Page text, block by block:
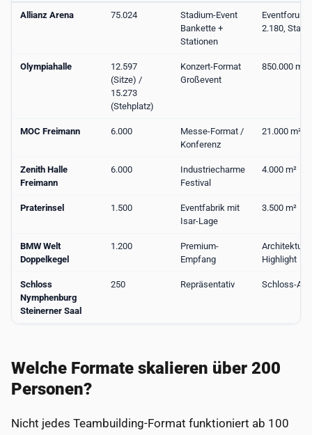
Allianz Arena 75.024
Stadium-Event
Bankette +
Stationen
Eventforum
2.180,
Olympiahalle
12.597
(Sitze) /
15.273
(Stehplatz)
Konzert-Format
Großevent
850.000 m²
MOC Freimann 6.000
Messe-Format /
Konferenz
21.000 m²
Zenith Halle
Freimann
6.000
Industriecharme
Festival
4.000 m²
Praterinsel 1.500
Eventfabrik mit
Isar-Lage
3.500 m²
BMW Welt
Doppelkegel
1.200
Premium-
Empfang
Architektur-
Highlight
Schloss
Nymphenburg
Steinerner Saal
250 Repräsentativ Schloss-
Welche Formate skalieren über 200
Personen?
Nicht jedes Teambuilding-Format funktioniert ab 100